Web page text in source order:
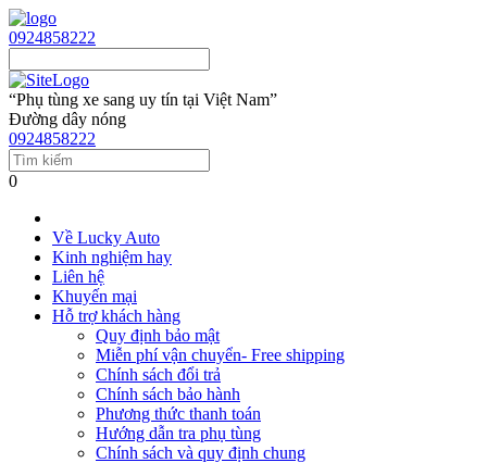
0924858222
“Phụ tùng xe sang uy tín tại Việt Nam”
Đường dây nóng
0924858222
0
Về Lucky Auto
Kinh nghiệm hay
Liên hệ
Khuyến mại
Hỗ trợ khách hàng
Quy định bảo mật
Miễn phí vận chuyển- Free shipping
Chính sách đổi trả
Chính sách bảo hành
Phương thức thanh toán
Hướng dẫn tra phụ tùng
Chính sách và quy định chung